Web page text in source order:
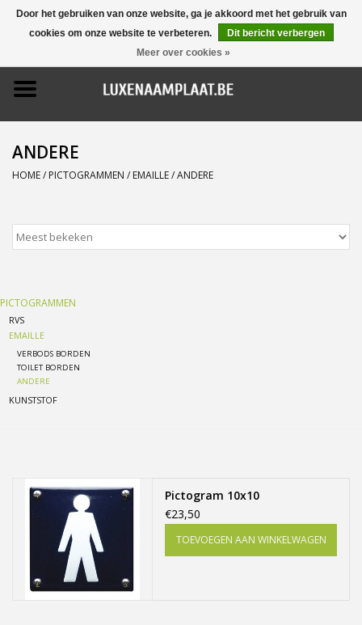
0 Artikelen - €0,00
Home
Promoties
Naamborden
Pictogrammen
Brievenbussen
Freesletters
Bestelling op maat
Cadeaubonnen
Modern naambord laser
gesneden
ANDERE
HOME/ PICTOGRAMMEN / EMAILLE/ANDERE
PICTOGRAMMEN
RVS
EMAILLE
VERBODS BORDEN
TOILET BORDEN
ANDERE
KUNSTSTOF
Pictogram 10x10
€23,50
TOEVOEGEN AAN WINKELWAGEN
Door het gebruiken van onze website, ga je akkoord met het gebruik van
cookies om onze website te verbeteren.
Dit bericht verbergen
Meer over cookies »